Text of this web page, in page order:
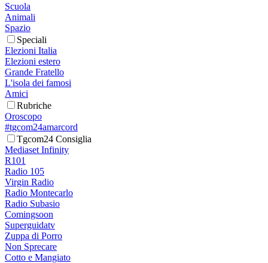
Scuola
Animali
Spazio
Speciali
Elezioni Italia
Elezioni estero
Grande Fratello
L'isola dei famosi
Amici
Rubriche
Oroscopo
#tgcom24amarcord
Tgcom24 Consiglia
Mediaset Infinity
R101
Radio 105
Virgin Radio
Radio Montecarlo
Radio Subasio
Comingsoon
Superguidatv
Zuppa di Porro
Non Sprecare
Cotto e Mangiato